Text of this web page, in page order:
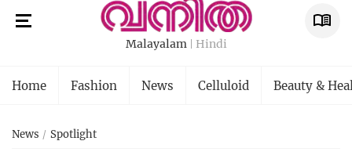
Malayalam Hindi
Home Fashion News Celluloid Beauty &
News Spotlight